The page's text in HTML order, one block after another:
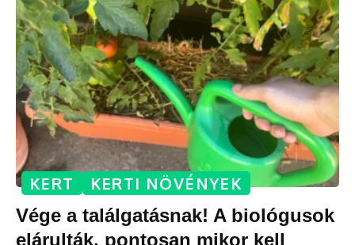
KERT KERTI NÖVÉNYEK
Vége a találgatásnak! A biológusok
elárulták, pontosan mikor kell